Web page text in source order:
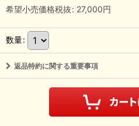
希望小売価格税抜: 27,000円
数量:
返品特約に関する重要事項